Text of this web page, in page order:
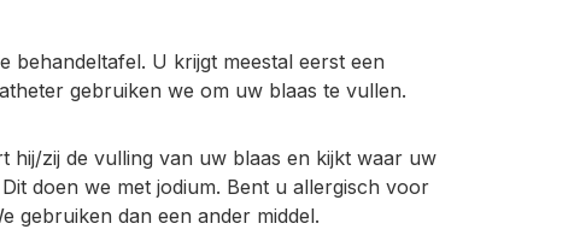
behandeltafel. U krijgt meestal eerst een
gebruiken we om uw blaas te vullen.
hij/zij de vulling van uw blaas en kijkt waar uw
doen we met jodium. Bent u allergisch voor
gebruiken dan een ander middel.